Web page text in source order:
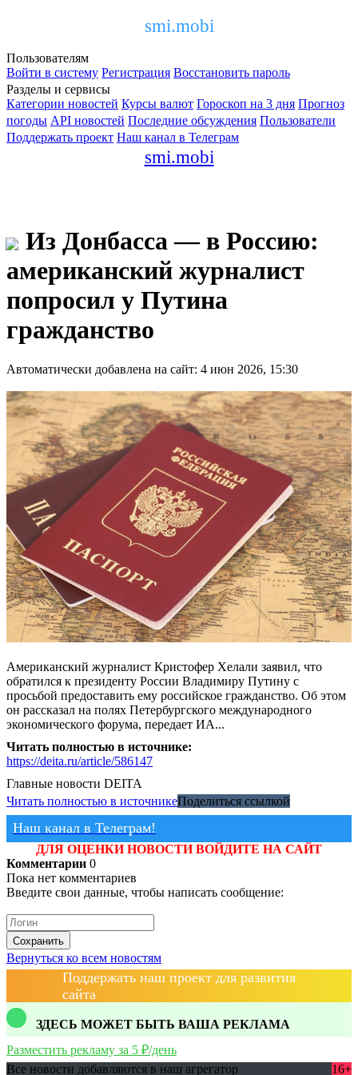
smi.mobi
Пользователям
Войти в систему Регистрация Восстановить пароль
Разделы и сервисы
Категории новостей Курсы валют Гороскоп на 3 дня Прогноз
погоды API новостей Последние обсуждения Пользователи
Поддержать проект Наш канал в Телеграм
smi.mobi
Из Донбасса — в Россию:
американский журналист
попросил у Путина
гражданство
Автоматически добавлена на сайт: 4 июн 2026, 15:30
Американский журналист Кристофер Хелали заявил, что
обратился к президенту России Владимиру Путину с
просьбой предоставить ему российское гражданство. Об этом
он рассказал на полях Петербургского международного
экономического форума, передает ИА...
Читать полностью в источнике:
https://deita.ru/article/586147
Главные новости DEITA
Читать полностью в источникеПоделиться ссылкой
Наш канал в Телеграм!
ДЛЯ ОЦЕНКИ НОВОСТИ ВОЙДИТЕ НА САЙТ
Комментарии 0
Пока нет комментариев
Введите свои данные, чтобы написать сообщение:
Сохранить
Вернуться ко всем новостям
Поддержать наш проект для развития
сайта
ЗДЕСЬ МОЖЕТ БЫТЬ ВАША РЕКЛАМА
Разместить рекламу за 5 ₽/день
Все новости добавляются в наш агрегатор
16+